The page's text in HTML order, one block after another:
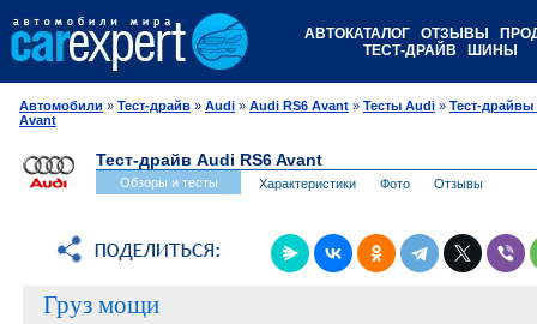
АВТОКАТАЛОГ ОТЗЫВЫ
ТЕСТ-ДРАЙВ
ШИНЫ
Автомобили » Тест-драйв » Audi » Audi RS6 Avant » Тесты Audi » Тест-драйвы
Avant
Тест-драйв Audi RS6 Avant
Обзоры и тесты Характеристики Фото Отзывы
Груз мощи